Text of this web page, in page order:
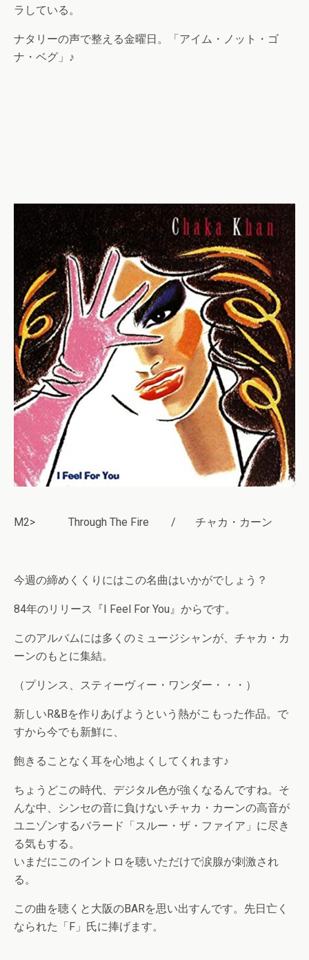
ラしている。
ナタリーの声で整える金曜日。「アイム・ノット・ゴ
ナ・ベグ」♪
M2> Through The Fire / チャカ・カーン
今週の締めくくりにはこの名曲はいかがでしょう？
84年のリリース『I Feel For You』からです。
このアルバムには多くのミュージシャンが、チャカ・カ
ーンのもとに集結。
（プリンス、スティーヴィー・ワンダー・・・）
新しいR&Bを作りあげようという熱がこもった作品。で
すから今でも新鮮に、
飽きることなく耳を心地よくしてくれます♪
ちょうどこの時代、デジタル色が強くなるんですね。そ
んな中、シンセの音に負けないチャカ・カーンの高音が
ユニゾンするバラード「スルー・ザ・ファイア」に尽き
る気もする。
いまだにこのイントロを聴いただけで涙腺が刺激され
る。
この曲を聴くと大阪のBARを思い出すんです。先日亡く
なられた「F」氏に捧げます。